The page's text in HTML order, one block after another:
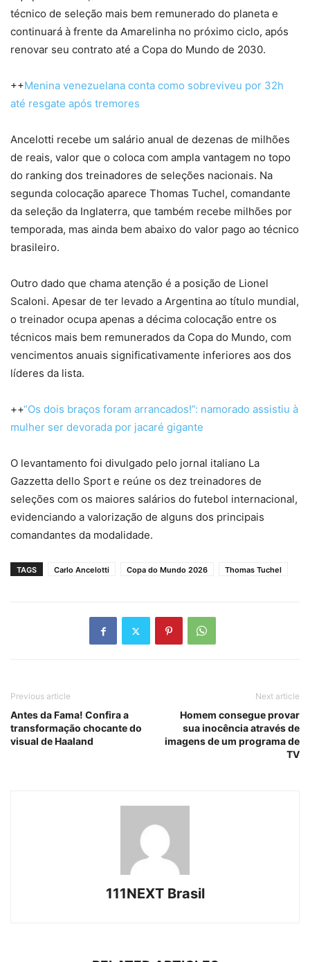
técnico de seleção mais bem remunerado do planeta e
continuará à frente da Amarelinha no próximo ciclo, após
renovar seu contrato até a Copa do Mundo de 2030.
++Menina venezuelana conta como sobreviveu por 32h
até resgate após tremores
Ancelotti recebe um salário anual de dezenas de milhões
de reais, valor que o coloca com ampla vantagem no topo
do ranking dos treinadores de seleções nacionais. Na
segunda colocação aparece Thomas Tuchel, comandante
da seleção da Inglaterra, que também recebe milhões por
temporada, mas ainda bem abaixo do valor pago ao técnico
brasileiro.
Outro dado que chama atenção é a posição de Lionel
Scaloni. Apesar de ter levado a Argentina ao título mundial,
o treinador ocupa apenas a décima colocação entre os
técnicos mais bem remunerados da Copa do Mundo, com
vencimentos anuais significativamente inferiores aos dos
líderes da lista.
++“Os dois braços foram arrancados!”: namorado assistiu à
mulher ser devorada por jacaré gigante
O levantamento foi divulgado pelo jornal italiano La
Gazzetta dello Sport e reúne os dez treinadores de
seleções com os maiores salários do futebol internacional,
evidenciando a valorização de alguns dos principais
comandantes da modalidade.
TAGS Carlo Ancelotti Copa do Mundo 2026 Thomas Tuchel
Previous article
Antes da Fama! Confira a
transformação chocante do
visual de Haaland
Next article
Homem consegue provar
sua inocência através de
imagens de um programa de
TV
111NEXT Brasil